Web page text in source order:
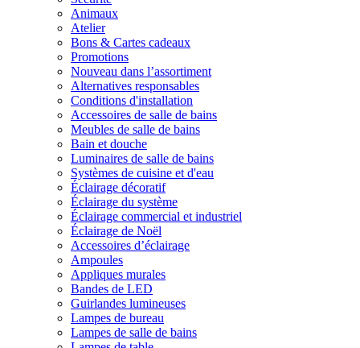
Animaux
Atelier
Bons & Cartes cadeaux
Promotions
Nouveau dans l’assortiment
Alternatives responsables
Conditions d'installation
Accessoires de salle de bains
Meubles de salle de bains
Bain et douche
Luminaires de salle de bains
Systèmes de cuisine et d'eau
Éclairage décoratif
Éclairage du système
Éclairage commercial et industriel
Éclairage de Noël
Accessoires d’éclairage
Ampoules
Appliques murales
Bandes de LED
Guirlandes lumineuses
Lampes de bureau
Lampes de salle de bains